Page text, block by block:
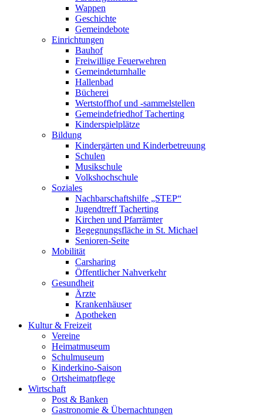
Wappen
Geschichte
Gemeindebote
Einrichtungen
Bauhof
Freiwillige Feuerwehren
Gemeindeturnhalle
Hallenbad
Bücherei
Wertstoffhof und -sammelstellen
Gemeindefriedhof Tacherting
Kinderspielplätze
Bildung
Kindergärten und Kinderbetreuung
Schulen
Musikschule
Volkshochschule
Soziales
Nachbarschaftshilfe „STEP“
Jugendtreff Tacherting
Kirchen und Pfarrämter
Begegnungsfläche in St. Michael
Senioren-Seite
Mobilität
Carsharing
Öffentlicher Nahverkehr
Gesundheit
Ärzte
Krankenhäuser
Apotheken
Kultur & Freizeit
Vereine
Heimatmuseum
Schulmuseum
Kinderkino-Saison
Ortsheimatpflege
Wirtschaft
Post & Banken
Gastronomie & Übernachtungen